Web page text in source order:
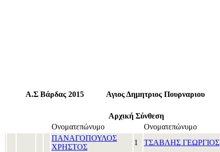
Α.Σ Βάρδας 2015 Αγιος Δημητριος Πουρναριου
Αρχική Σύνθεση
Ονοματεπώνυμο
Ονοματεπώνυμο
ΠΑΝΑΓΟΠΟΥΛΟΣ
ΧΡΗΣΤΟΣ
1
ΤΣΑΒΛΗΣ ΓΕΩΡΓΙΟΣ